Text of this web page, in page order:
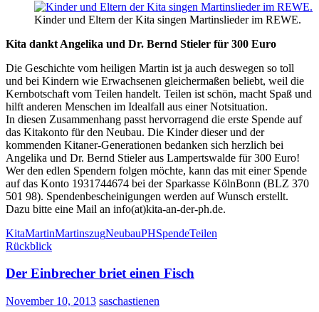
Kinder und Eltern der Kita singen Martinslieder im REWE.
Kita dankt Angelika und Dr. Bernd Stieler für 300 Euro
Die Geschichte vom heiligen Martin ist ja auch deswegen so toll
und bei Kindern wie Erwachsenen gleichermaßen beliebt, weil die
Kernbotschaft vom Teilen handelt. Teilen ist schön, macht Spaß und
hilft anderen Menschen im Idealfall aus einer Notsituation.
In diesen Zusammenhang passt hervorragend die erste Spende auf
das Kitakonto für den Neubau. Die Kinder dieser und der
kommenden Kitaner-Generationen bedanken sich herzlich bei
Angelika und Dr. Bernd Stieler aus Lampertswalde für 300 Euro!
Wer den edlen Spendern folgen möchte, kann das mit einer Spende
auf das Konto 1931744674 bei der Sparkasse KölnBonn (BLZ 370
501 98). Spendenbescheinigungen werden auf Wunsch erstellt.
Dazu bitte eine Mail an info(at)kita-an-der-ph.de.
KitaMartinMartinszugNeubauPHSpendeTeilen
Rückblick
Der Einbrecher briet einen Fisch
November 10, 2013 saschastienen